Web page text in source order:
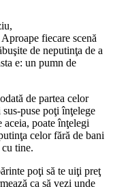
fiecare scenă
de neputinţa de a
e: un pumn de
de partea celor
puse poţi înţelege
poate înţelegi
celor fără de bani
tine.
poţi să te uiţi preţ
ca să vezi unde